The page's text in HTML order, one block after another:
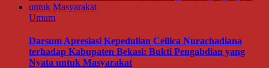
Umum
Darsum Apresiasi Kepedulian Cellica Nurachadiana
terhadap Kabupaten Bekasi: Bukti Pengabdian yang
Nyata untuk Masyarakat